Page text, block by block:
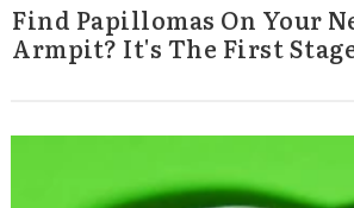
Find Papillomas On Your
Armpit? It's The First